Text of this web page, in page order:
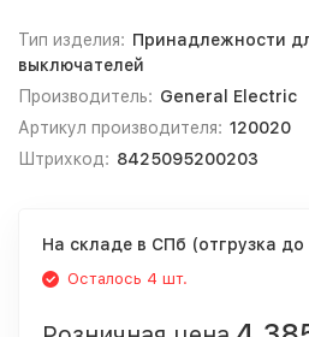
Тип изделия: Принадлежности
выключателей
Производитель: General Electric
Артикул производителя: 120020
Штрихкод: 8425095200203
На складе в СПб (отгрузка до
Осталось 4 шт.